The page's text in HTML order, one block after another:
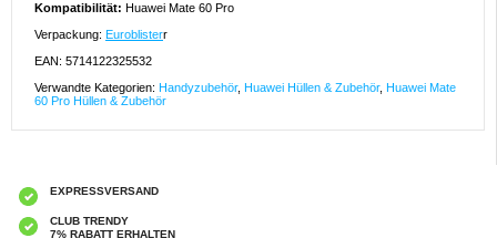
Kompatibilität: Huawei Mate 60 Pro
Verpackung: Euroblisterr
EAN: 5714122325532
Verwandte Kategorien: Handyzubehör, Huawei Hüllen & Zubehör, Huawei Mate
60 Pro Hüllen & Zubehör
EXPRESSVERSAND
CLUB TRENDY
7% RABATT ERHALTEN